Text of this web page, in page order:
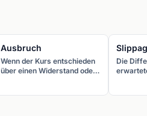
Ausbruch
Wenn der Kurs entschieden
über einen Widerstand oder
Die